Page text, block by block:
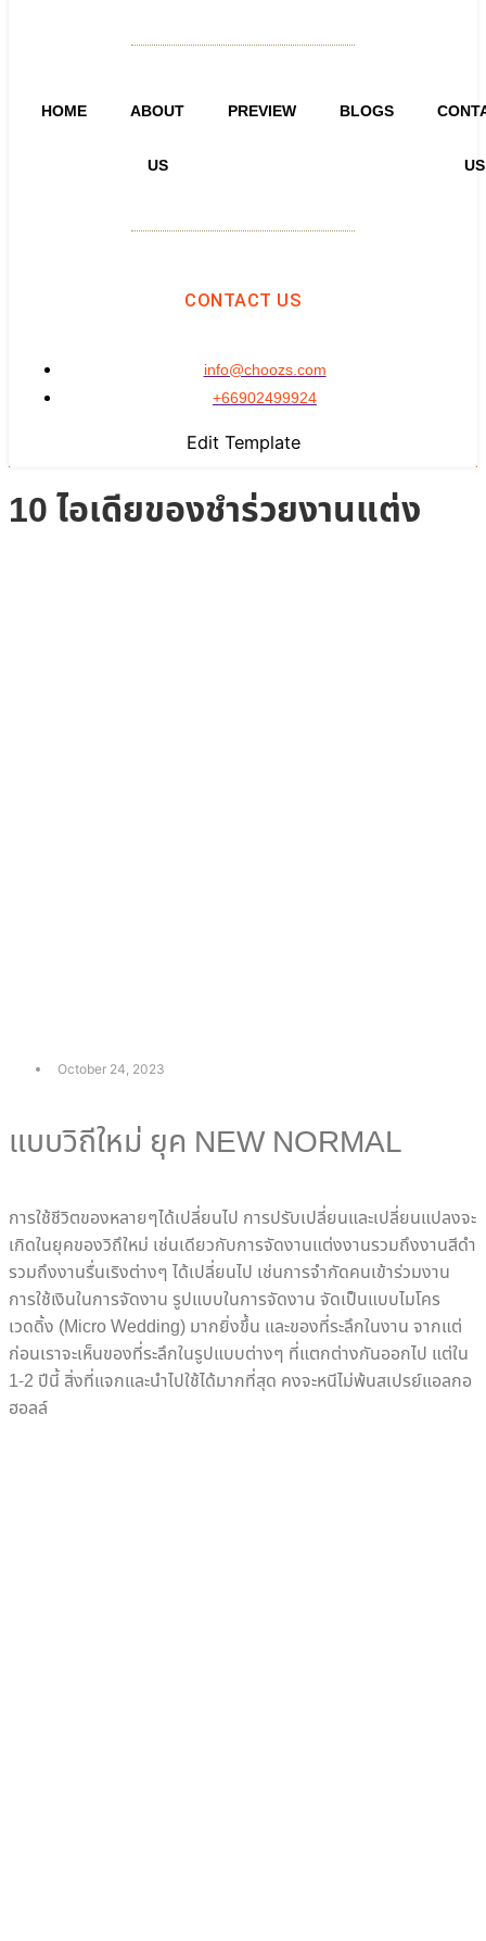
HOME ABOUT
US
PREVIEW BLOGS
US
CONTACT US
info@choozs.com
+66902499924
Edit Template
10 ไอเดียของชำร่วยงานแต่ง
October 24, 2023
แบบวิถีใหม่ ยุค NEW NORMAL
การใช้ชีวิตของหลายๆได้เปลี่ยนไป การปรับเปลี่ยนและเปลี่ยนแปลงจะ
เกิดในยุคของวิถึใหม่ เช่นเดียวกับการจัดงานแต่งงานรวมถึงงานสีดำ
รวมถึงงานรื่นเริงต่างๆ ได้เปลี่ยนไป เช่นการจำกัดคนเข้าร่วมงาน
การใช้เงินในการจัดงาน รูปแบบในการจัดงาน จัดเป็นแบบไมโคร
เวดดิ้ง (Micro Wedding) มากยิ่งขึ้น และของที่ระลึกในงาน จากแต่
ก่อนเราจะเห็นของที่ระลึกในรูปแบบต่างๆ ที่แตกต่างกันออกไป แต่ใน
1-2 ปีนี้ สิ่งที่แจกและนำไปใช้ได้มากที่สุด คงจะหนีไม่พ้นสเปรย์แอลกอ
ฮอลล์